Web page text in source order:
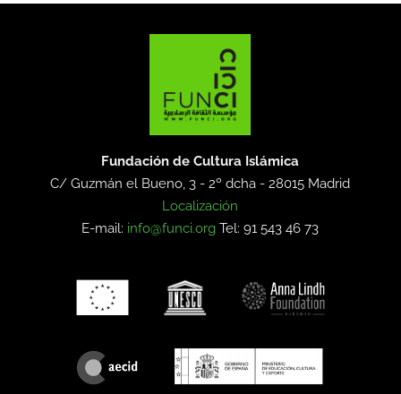
Fundación de Cultura Islámica
C/ Guzmán el Bueno, 3 - 2º dcha -28015 Madrid
Localización
E-mail: info@funci.org Tel: 91 543 46 73